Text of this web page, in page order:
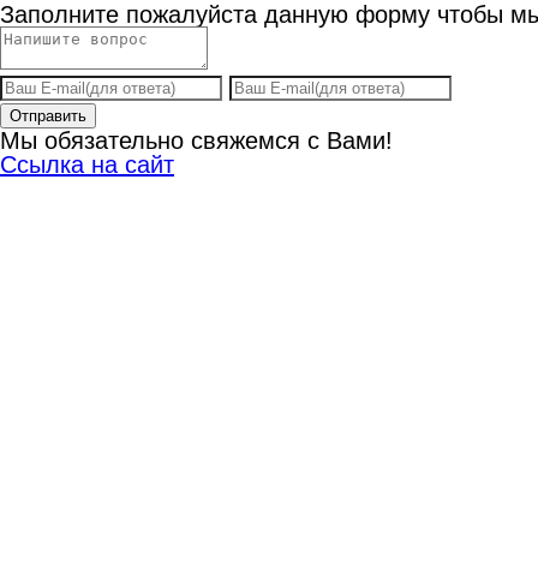
Заполните пожалуйста данную форму чтобы
Мы обязательно свяжемся с Вами!
Ссылка на сайт